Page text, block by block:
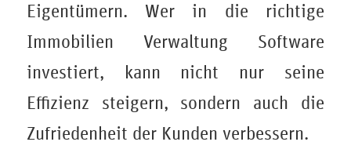
Eigentümern. Wer in die richtige
Immobilien Verwaltung Software
investiert, kann nicht nur seine
Effizienz steigern, sondern auch die
Zufriedenheit der Kunden verbessern.